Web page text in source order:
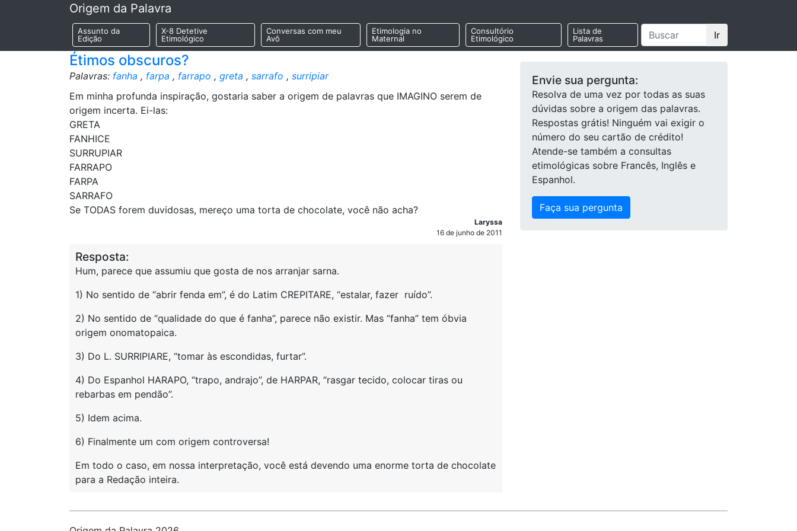
Origem da Palavra
Assunto da
Edição
X-8 Detetive
Etimológico
Conversas com meu
Avô
Etimologia no
Maternal
Consultório
Etimológico
Lista de
Palavras
Ir
Étimos obscuros?
Palavras: fanha , farpa , farrapo , greta , sarrafo , surripiar
Em minha profunda inspiração, gostaria saber a origem de palavras que IMAGINO serem de
origem incerta. Ei-las:
GRETA
FANHICE
SURRUPIAR
FARRAPO
FARPA
SARRAFO
Se TODAS forem duvidosas, mereço uma torta de chocolate, você não acha?
Laryssa
16 de junho de 2011
Resposta:
Hum, parece que assumiu que gosta de nos arranjar sarna.
1) No sentido de “abrir fenda em”, é do Latim CREPITARE, “estalar, fazer ruído”.
2) No sentido de “qualidade do que é fanha”, parece não existir. Mas “fanha” tem óbvia
origem onomatopaica.
3) Do L. SURRIPIARE, “tomar às escondidas, furtar”.
4) Do Espanhol HARAPO, “trapo, andrajo”, de HARPAR, “rasgar tecido, colocar tiras ou
rebarbas em pendão”.
5) Idem acima.
6) Finalmente um com origem controversa!
Em todo o caso, em nossa interpretação, você está devendo uma enorme torta de chocolate
para a Redação inteira.
Envie sua pergunta:
Resolva de uma vez por todas as suas
dúvidas sobre a origem das palavras.
Respostas grátis! Ninguém vai exigir o
número do seu cartão de crédito!
Atende-se também a consultas
etimológicas sobre Francês, Inglês e
Espanhol.
Faça sua pergunta